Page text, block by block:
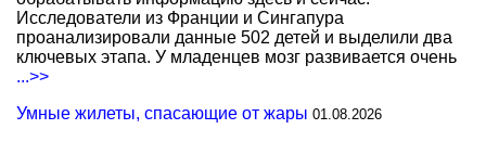
Исследователи из Франции и Сингапура
проанализировали данные 502 детей и выделили два
ключевых этапа. У младенцев мозг развивается очень
...>>
Умные жилеты, спасающие от жары 01.08.2026